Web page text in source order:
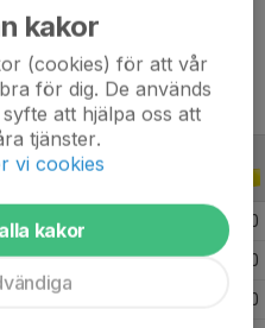
0
11 0 0 0
0
kakor
(cookies) för att vår
för dig. De används
att hjälpa oss att
tjänster.
vi cookies
kakor